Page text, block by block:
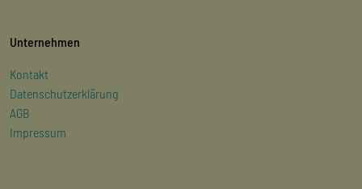
Unternehmen
Kontakt
Datenschutzerklärung
AGB
Impressum